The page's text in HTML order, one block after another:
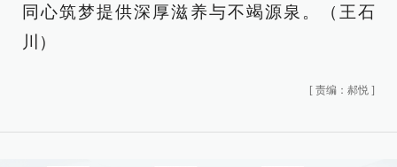
同心筑梦提供深厚滋养与不竭源泉。（王石
川）
[ 责编：郝悦 ]